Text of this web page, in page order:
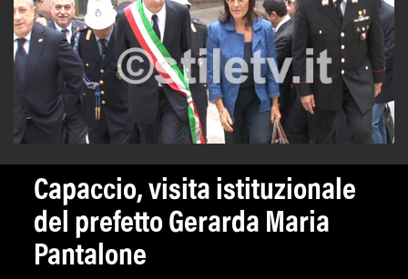
Capaccio, visita istituzionale
del prefetto Gerarda Maria
Pantalone